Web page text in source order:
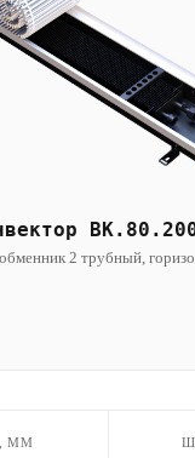
2 трубный,
ММ